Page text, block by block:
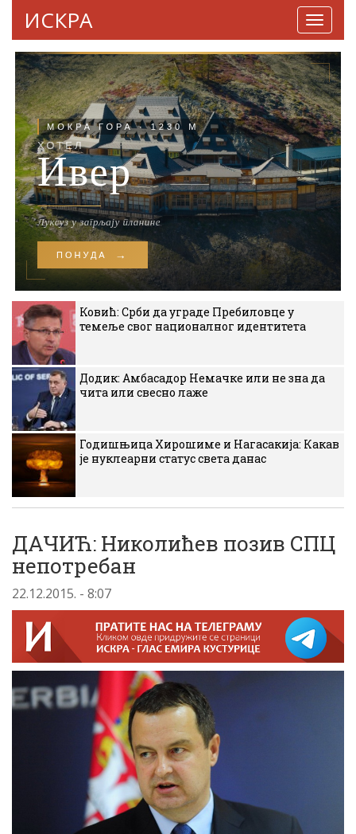
ИСКРА
Ковић: Срби да уграде Пребиловце у
темеље свог националног идентитета
Додик: Амбасадор Немачке или не зна да
чита или свесно лаже
Годишњица Хирошиме и Нагасакија: Какав
је нуклеарни статус света данас
ДАЧИЋ: Николићев позив СПЦ
непотребан
22.12.2015. - 8:07